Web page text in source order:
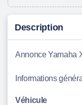
Description
Annonce Yamaha
Informations
Véhicule